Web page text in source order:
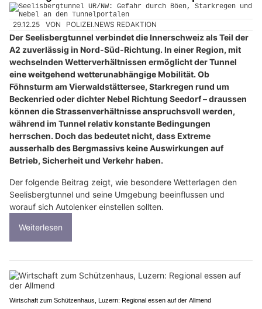
29.12.25 VON POLIZEI.NEWS REDAKTION
Der Seelisbergtunnel verbindet die Innerschweiz als Teil der
A2 zuverlässig in Nord-Süd-Richtung. In einer Region, mit
wechselnden Wetterverhältnissen ermöglicht der Tunnel
eine weitgehend wetterunabhängige Mobilität. Ob
Föhnsturm am Vierwaldstättersee, Starkregen rund um
Beckenried oder dichter Nebel Richtung Seedorf – draussen
können die Strassenverhältnisse anspruchsvoll werden,
während im Tunnel relativ konstante Bedingungen
herrschen. Doch das bedeutet nicht, dass Extreme
ausserhalb des Bergmassivs keine Auswirkungen auf
Betrieb, Sicherheit und Verkehr haben.
Der folgende Beitrag zeigt, wie besondere Wetterlagen den
Seelisbergtunnel und seine Umgebung beeinflussen und
worauf sich Autolenker einstellen sollten.
Weiterlesen
Wirtschaft zum Schützenhaus, Luzern: Regional essen auf der Allmend